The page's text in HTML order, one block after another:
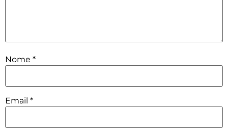
Nome *
Email *